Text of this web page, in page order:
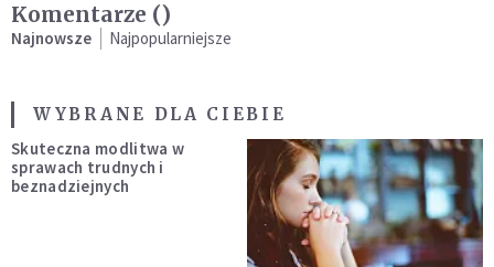
Komentarze ()
Najnowsze Najpopularniejsze
WYBRANE DLA CIEBIE
Skuteczna modlitwa w
sprawach trudnych i
beznadziejnych